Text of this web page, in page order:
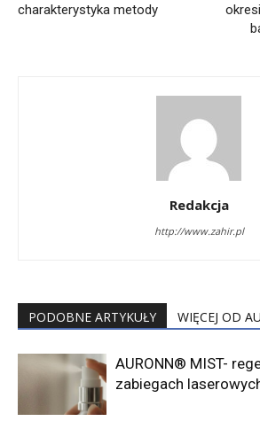
charakterystyka metody
Redakcja
http://www.zahir.pl
PODOBNE ARTYKUŁY WIĘCEJ OD
AURONN® MIST-
zabiegach